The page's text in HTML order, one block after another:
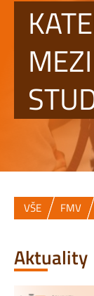
VŠE FMV
Aktuality